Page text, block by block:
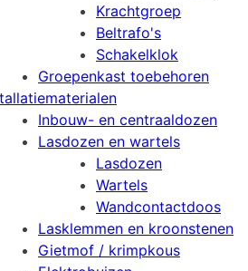
Krachtgroep
Beltrafo's
Schakelklok
Groepenkast toebehoren
Inbouw- en centraaldozen
Lasdozen en wartels
Lasdozen
Wartels
Wandcontactdoos
Lasklemmen en kroonstenen
Gietmof / krimpkous